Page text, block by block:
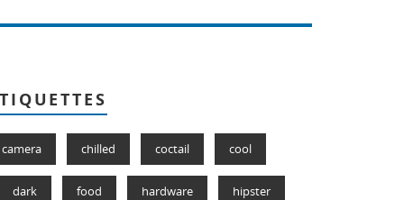
camera chilled coctail cool
dark food hardware hipster